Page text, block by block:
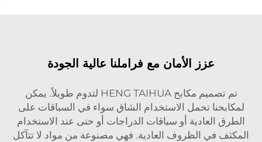
عزز الأمان مع فراملنا عالية الجودة
تم تصميم مكابح HENG TAIHUA لتدوم طويلاً. يمكن
لمكابحنا تحمل الاستخدام الشاق سواء في السباقات على
الطرق العادية أو سباقات الدراجات أو حتى عند الاستخدام
المكثف في الظروف العادية. فهي مصنوعة من مواد لا تتآكل